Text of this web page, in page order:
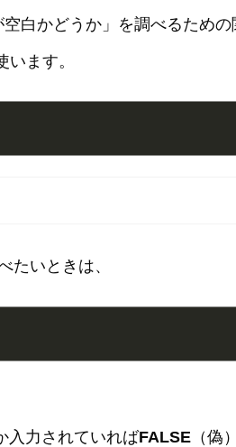
白かどうか」を調べるための
ます。
たいときは、
入力されていればFALSE （偽